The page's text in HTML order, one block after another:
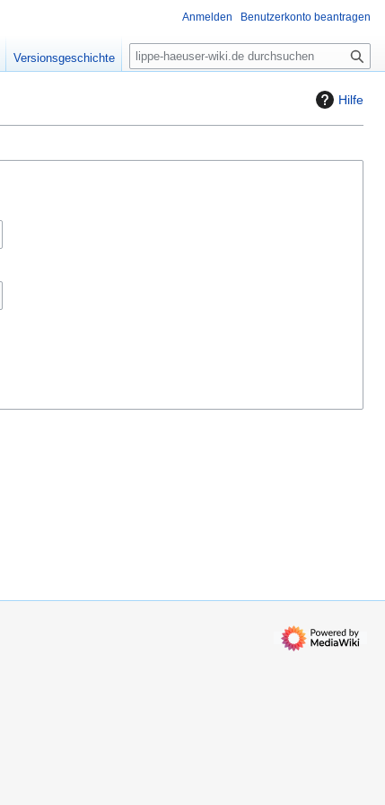
Hilfe
Anmelden Benutzerkonto beantragen
Versionsgeschichte
S
u
e